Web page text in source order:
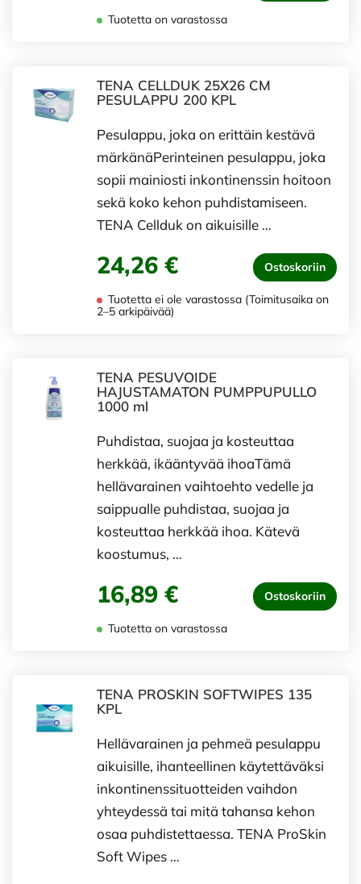
Tuotetta on varastossa
TENA CELLDUK 25X26 CM
PESULAPPU 200 KPL
Pesulappu, joka on erittäin kestävä
märkänäPerinteinen pesulappu, joka
sopii mainiosti inkontinenssin hoitoon
sekä koko kehon puhdistamiseen.
TENA Cellduk on aikuisille …
24,26 € Ostoskoriin
Tuotetta ei ole varastossa (Toimitusaika on
2–5 arkipäivää)
TENA PESUVOIDE
HAJUSTAMATON PUMPPUPULLO
1000 ml
Puhdistaa, suojaa ja kosteuttaa
herkkää, ikääntyvää ihoaTämä
hellävarainen vaihtoehto vedelle ja
saippualle puhdistaa, suojaa ja
kosteuttaa herkkää ihoa. Kätevä
koostumus, …
16,89 € Ostoskoriin
Tuotetta on varastossa
TENA PROSKIN SOFTWIPES 135
KPL
Hellävarainen ja pehmeä pesulappu
aikuisille, ihanteellinen käytettäväksi
inkontinenssituotteiden vaihdon
yhteydessä tai mitä tahansa kehon
osaa puhdistettaessa. TENA ProSkin
Soft Wipes …